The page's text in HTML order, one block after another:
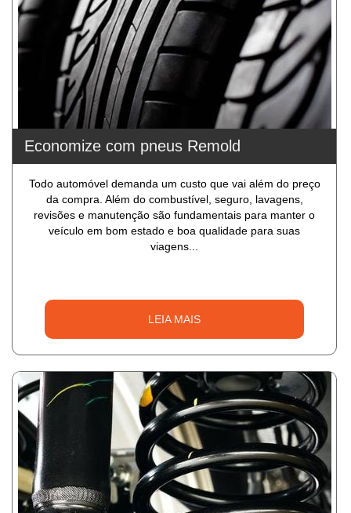
Economize com pneus Remold
Todo automóvel demanda um custo que vai além do preço
da compra. Além do combustível, seguro, lavagens,
revisões e manutenção são fundamentais para manter o
veículo em bom estado e boa qualidade para suas
viagens...
LEIA MAIS